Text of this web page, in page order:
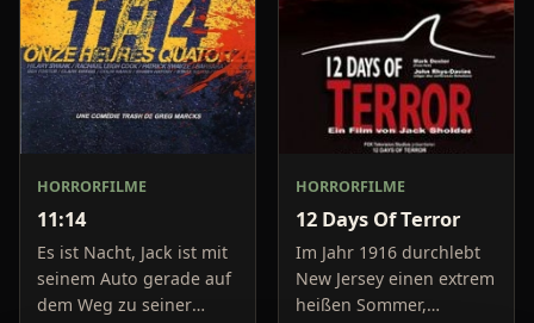
HORRORFILME
11:14
Es ist Nacht, Jack ist mit
seinem Auto gerade auf
dem Weg zu seiner
HORRORFILME
12 Days Of Terror
Im Jahr 1916 durchlebt
New Jersey einen extrem
heißen Sommer,